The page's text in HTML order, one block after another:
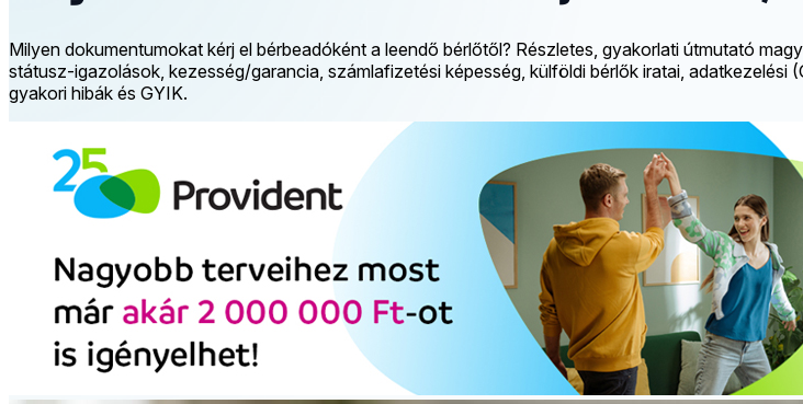
Milyen dokumentumokat kérj el bérbeadóként a leendő bérlőtől? Részletes, gyakorlati útmutató
státusz-igazolások, kezesség/garancia, számlafizetési képesség, külföldi bérlők iratai,
gyakori hibák és GYIK.